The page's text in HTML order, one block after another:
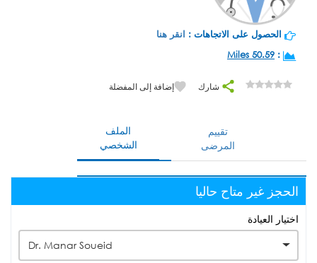
الحصول على الاتجاهات : انقر هنا
:
50.59 Miles
شارك إضافة إلى المفضلة
الملف
الشخصي
تقييم
المرضى
الحجز غير متاح حاليا
اختيار العيادة
Dr. Manar Soueid